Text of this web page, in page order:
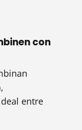
con
entre